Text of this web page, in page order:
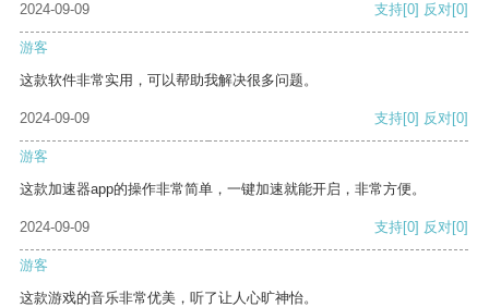
2024-09-09 支持[0] 反对[0]
游客
这款软件非常实用，可以帮助我解决很多问题。
2024-09-09 支持[0] 反对[0]
游客
这款加速器app的操作非常简单，一键加速就能开启，非常方便。
2024-09-09 支持[0] 反对[0]
游客
这款游戏的音乐非常优美，听了让人心旷神怡。